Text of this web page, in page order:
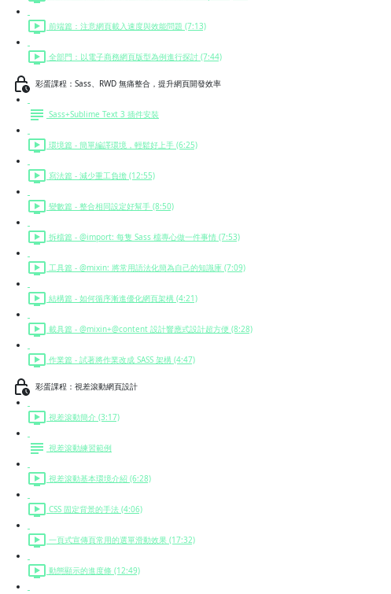
前端篇：注意網頁載入速度與效能問題 (7:13)
全部門：以電子商務網頁版型為例進行探討 (7:44)
彩蛋課程：Sass、RWD 無痛整合，提升網頁開發效率
Sass+Sublime Text 3 插件安裝
環境篇 - 簡單編譯環境，輕鬆好上手 (6:25)
寫法篇 - 減少重工負擔 (12:55)
變數篇 - 整合相同設定好幫手 (8:50)
拆檔篇 - @import: 每隻 Sass 檔專心做一件事情 (7:53)
工具篇 - @mixin: 將常用語法化簡為自己的知識庫 (7:09)
結構篇 - 如何循序漸進優化網頁架構 (4:21)
載具篇 - @mixin+@content 設計響應式設計超方便 (8:28)
作業篇 - 試著將作業改成 SASS 架構 (4:47)
彩蛋課程：視差滾動網頁設計
視差滾動簡介 (3:17)
視差滾動練習範例
視差滾動基本環境介紹 (6:28)
CSS 固定背景的手法 (4:06)
一頁式宣傳頁常用的選單滑動效果 (17:32)
動態顯示的進度條 (12:49)